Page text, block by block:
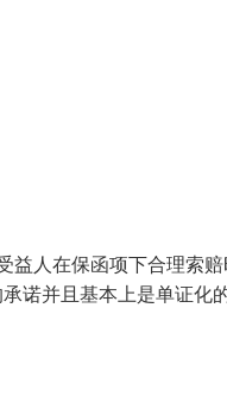
益人在保函项下合理索
诺并且基本上是单证化